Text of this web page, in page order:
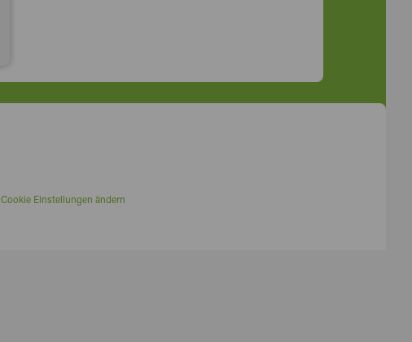
Cookie Einstellungen ändern